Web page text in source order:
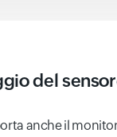
del
anche il